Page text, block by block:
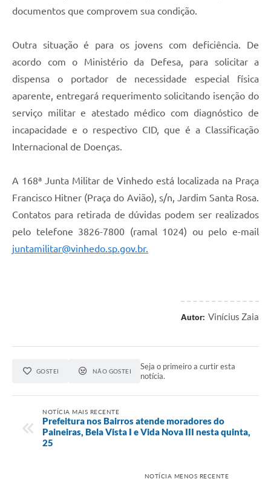
documentos que comprovem sua condição.
Outra situação é para os jovens com deficiência. De
acordo com o Ministério da Defesa, para solicitar a
dispensa o portador de necessidade especial física
aparente, entregará requerimento solicitando isenção do
serviço militar e atestado médico com diagnóstico de
incapacidade e o respectivo CID, que é a Classificação
Internacional de Doenças.
A 168ª Junta Militar de Vinhedo está localizada na Praça
Francisco Hitner (Praça do Avião), s/n, Jardim Santa Rosa.
Contatos para retirada de dúvidas podem ser realizados
pelo telefone 3826-7800 (ramal 1024) ou pelo e-mail
juntamilitar@vinhedo.sp.gov.br.
Autor: Vinícius Zaia
GOSTEI NÃO GOSTEI
Seja o primeiro a curtir esta
notícia.
NOTÍCIA MAIS RECENTE
Prefeitura nos Bairros atende moradores do
Paineiras, Bela Vista I e Vida Nova III nesta quinta,
25
NOTÍCIA MENOS RECENTE